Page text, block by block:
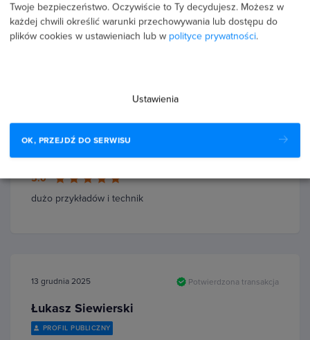
Magdalena Kędzia
5.0
dużo przykładów i technik
13 grudnia 2025 Potwierdzona transakcja
Łukasz Siewierski
PROFIL PUBLICZNY
Twoje bezpieczeństwo. Oczywiście to Ty decydujesz. Możesz w
każdej chwili określić warunki przechowywania lub dostępu do
plików cookies w ustawieniach lub w polityce prywatności.
Ustawienia
OK, PRZEJDŹ DO SERWISU